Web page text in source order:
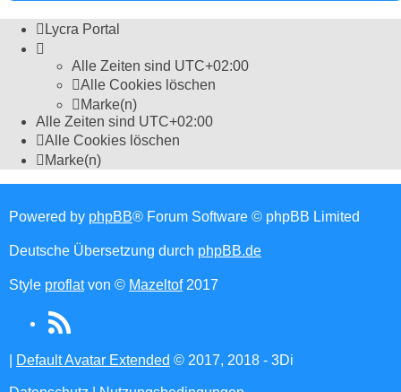
Lycra Portal
Alle Zeiten sind UTC+02:00
Alle Cookies löschen
Marke(n)
Alle Zeiten sind UTC+02:00
Alle Cookies löschen
Marke(n)
Powered by phpBB® Forum Software © phpBB Limited
Deutsche Übersetzung durch phpBB.de
Style proflatvon © Mazeltof2017
RSS
(Opens
Default Avatar Extended © 2017, 2018 - 3Di